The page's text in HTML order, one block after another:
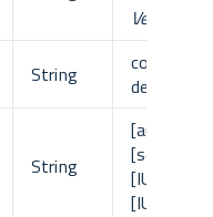
String
codice
dell'EC
String
[auxDigit]
[IUVBase]